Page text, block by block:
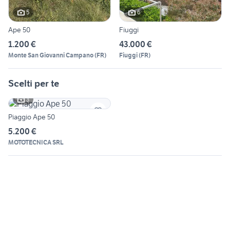
5
Ape 50
1.200 €
Monte San Giovanni Campano(FR)
6
Fiuggi
43.000 €
Fiuggi(FR)
Scelti per te
3
Piaggio Ape 50
5.200 €
MOTOTECNICA SRL